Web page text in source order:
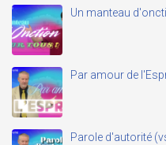
Un manteau
Par amour de
Parole d'autorité